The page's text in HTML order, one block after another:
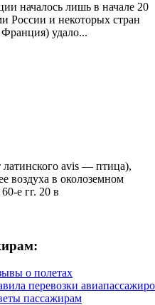
началось лишь в начале 20
России и некоторых стран
удало...
avis — птица),
воздуха в околоземном
е гг. 20 в
о полетах
перевозки
пассажирам